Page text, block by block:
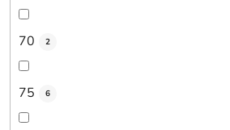
70 2
75 6